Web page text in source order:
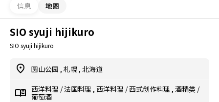
信息 地图
SIO syuji hijikuro
SIO syuji hijikuro
圆山公园 , 札幌 , 北海道
西洋料理 /法国料理 , 西洋料理 /西式创作料理 , 酒精类 /
葡萄酒